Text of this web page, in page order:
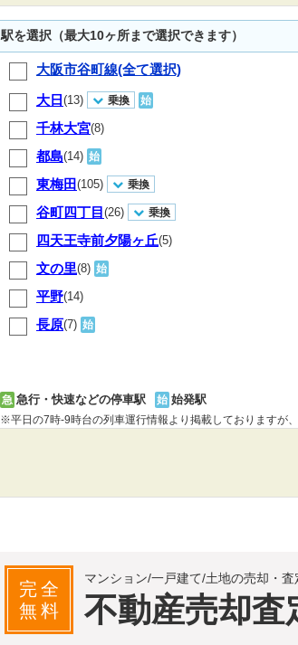
駅を選択（最大10ヶ所まで選択できます）
大阪市谷町線(全て選択)
大日 (13) 乗換 始
千林大宮(8)
都島(14) 始
東梅田 (105) 乗換
谷町四丁目 (26) 乗換
四天王寺前夕陽ヶ丘(5)
文の里(8) 始
平野(14)
長原(7) 始
急 急行・快速などの停車駅 始 始発駅
※平日の7時-9時台の列車運行情報より掲載しておりますが
完全
無料
マンション/一戸建て/土地の売却・査
不動産売却査